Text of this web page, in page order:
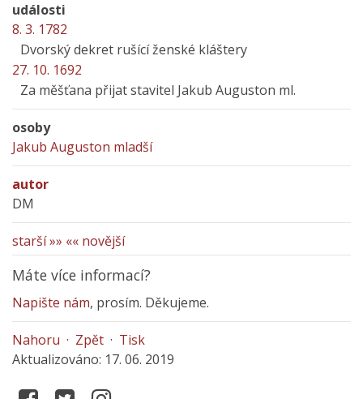
události
8. 3. 1782
Dvorský dekret rušící ženské kláštery
27. 10. 1692
Za měšťana přijat stavitel Jakub Auguston ml.
osoby
Jakub Auguston mladší
autor
DM
starší »» «« novější
Máte více informací?
Napište nám, prosím. Děkujeme.
Nahoru · Zpět · Tisk
Aktualizováno: 17. 06. 2019